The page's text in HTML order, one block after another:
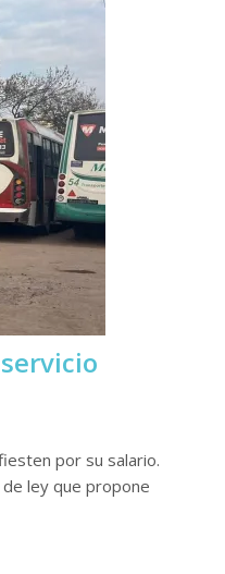
por su salario.
ley que propone